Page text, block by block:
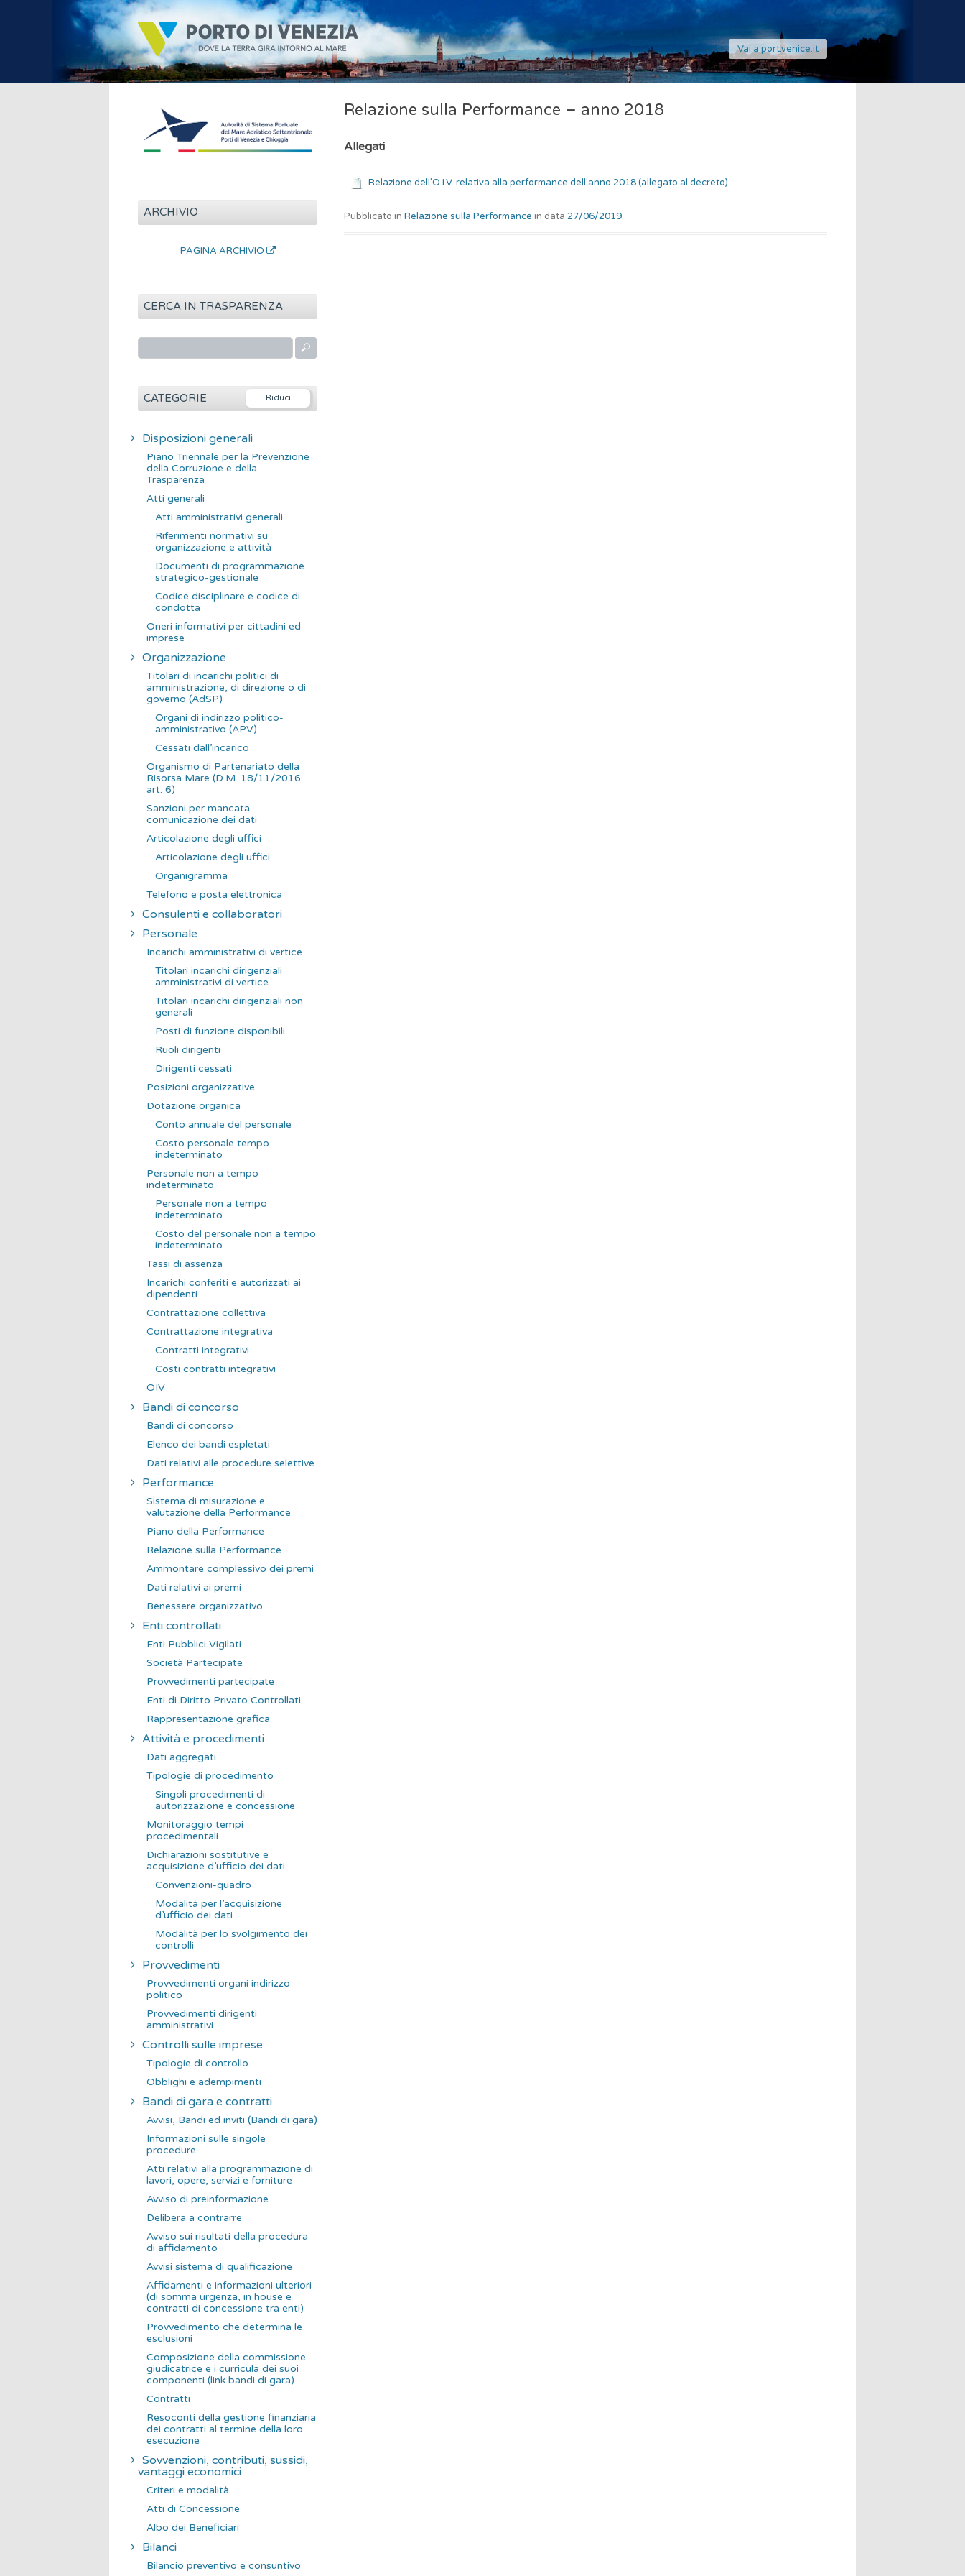
Vai a port.venice.it
Relazione sulla Performance – anno 2018
Allegati
Relazione dell'O.I.V. relativa alla performance dell'anno 2018 (allegato al decreto)
Pubblicato in Relazione sulla Performance in data 27/06/2019.
ARCHIVIO
PAGINA ARCHIVIO
CERCA IN TRASPARENZA
r
CATEGORIE
Disposizioni generali
Piano Triennale per la Prevenzione
della Corruzione e della
Trasparenza
Atti generali
Atti amministrativi generali
Riferimenti normativi su
organizzazione e attività
Documenti di programmazione
strategico-gestionale
Codice disciplinare e codice di
condotta
Oneri informativi per cittadini ed
imprese
Organizzazione
Titolari di incarichi politici di
amministrazione, di direzione o di
governo (AdSP)
Organi di indirizzo politico-
amministrativo (APV)
Cessati dall’incarico
Organismo di Partenariato della
Risorsa Mare (D.M. 18/11/2016
art. 6)
Sanzioni per mancata
comunicazione dei dati
Articolazione degli uffici
Articolazione degli uffici
Organigramma
Telefono e posta elettronica
Consulenti e collaboratori
Personale
Incarichi amministrativi di vertice
Titolari incarichi dirigenziali
amministrativi di vertice
Titolari incarichi dirigenziali non
generali
Posti di funzione disponibili
Ruoli dirigenti
Dirigenti cessati
Posizioni organizzative
Dotazione organica
Conto annuale del personale
Costo personale tempo
indeterminato
Personale non a tempo
indeterminato
Personale non a tempo
indeterminato
Costo del personale non a tempo
indeterminato
Tassi di assenza
Incarichi conferiti e autorizzati ai
dipendenti
Contrattazione collettiva
Contrattazione integrativa
Contratti integrativi
Costi contratti integrativi
OIV
Bandi di concorso
Bandi di concorso
Elenco dei bandi espletati
Dati relativi alle procedure selettive
Performance
Sistema di misurazione e
valutazione della Performance
Piano della Performance
Relazione sulla Performance
Ammontare complessivo dei premi
Dati relativi ai premi
Benessere organizzativo
Enti controllati
Enti Pubblici Vigilati
Società Partecipate
Provvedimenti partecipate
Enti di Diritto Privato Controllati
Rappresentazione grafica
Attività e procedimenti
Dati aggregati
Tipologie di procedimento
Singoli procedimenti di
autorizzazione e concessione
Monitoraggio tempi
procedimentali
Dichiarazioni sostitutive e
acquisizione d’ufficio dei dati
Convenzioni-quadro
Modalità per l’acquisizione
d’ufficio dei dati
Modalità per lo svolgimento dei
controlli
Provvedimenti
Provvedimenti organi indirizzo
politico
Provvedimenti dirigenti
amministrativi
Controlli sulle imprese
Tipologie di controllo
Obblighi e adempimenti
Bandi di gara e contratti
Avvisi, Bandi ed inviti (Bandi di gara)
Informazioni sulle singole
procedure
Atti relativi alla programmazione di
lavori, opere, servizi e forniture
Avviso di preinformazione
Delibera a contrarre
Avviso sui risultati della procedura
di affidamento
Avvisi sistema di qualificazione
Affidamenti e informazioni ulteriori
(di somma urgenza, in house e
contratti di concessione tra enti)
Provvedimento che determina le
esclusioni
Composizione della commissione
giudicatrice e i curricula dei suoi
componenti (link bandi di gara)
Contratti
Resoconti della gestione finanziaria
dei contratti al termine della loro
esecuzione
Sovvenzioni, contributi, sussidi,
vantaggi economici
Criteri e modalità
Atti di Concessione
Albo dei Beneficiari
Bilanci
Bilancio preventivo e consuntivo